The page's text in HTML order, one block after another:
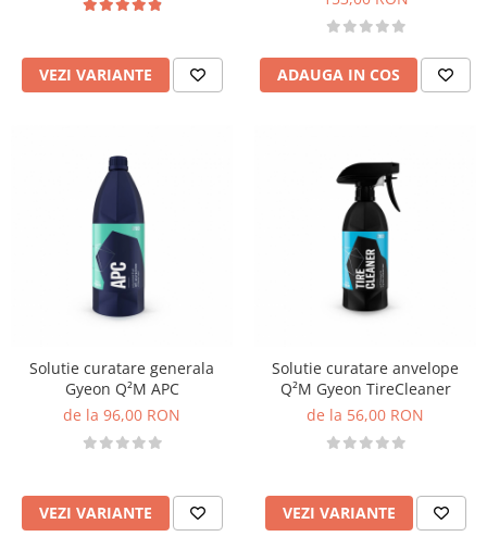
VEZI VARIANTE ADAUGA IN COS
Solutie curatare generala
Gyeon Q²M APC
de la 96,00 RON
VEZI VARIANTE
Solutie curatare anvelope
Q²M Gyeon TireCleaner
de la 56,00 RON
VEZI VARIANTE